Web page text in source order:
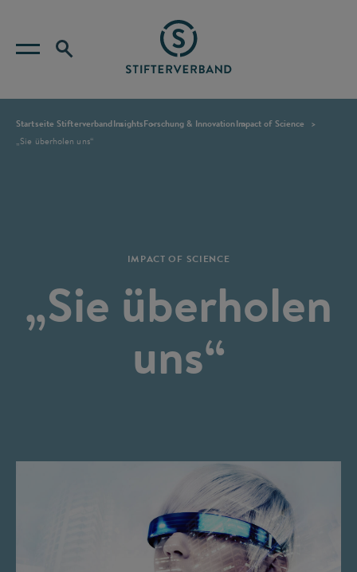
Startseite StifterverbandInsightsForschung & InnovationImpact of Science
„Sie überholen uns“
IMPACT OF SCIENCE
„Sie überholen
uns“